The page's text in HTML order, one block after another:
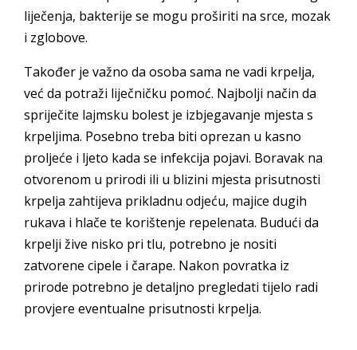
liječenja, bakterije se mogu proširiti na srce, mozak
i zglobove.
Također je važno da osoba sama ne vadi krpelja,
već da potraži liječničku pomoć. Najbolji način da
spriječite lajmsku bolest je izbjegavanje mjesta s
krpeljima. Posebno treba biti oprezan u kasno
proljeće i ljeto kada se infekcija pojavi. Boravak na
otvorenom u prirodi ili u blizini mjesta prisutnosti
krpelja zahtijeva prikladnu odjeću, majice dugih
rukava i hlače te korištenje repelenata. Budući da
krpelji žive nisko pri tlu, potrebno je nositi
zatvorene cipele i čarape. Nakon povratka iz
prirode potrebno je detaljno pregledati tijelo radi
provjere eventualne prisutnosti krpelja.